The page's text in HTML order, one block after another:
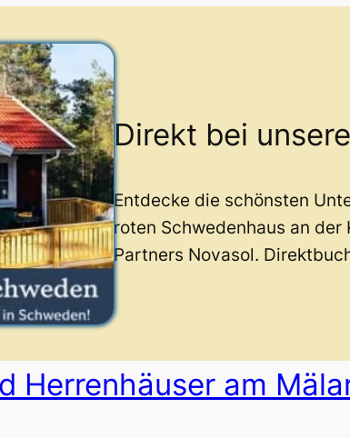
Direkt bei
Entdecke die schönsten
roten Schwedenhaus an
Partners Novasol.
Herrenhäuser am